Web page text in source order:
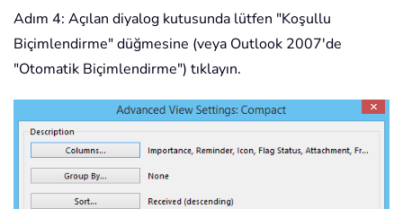
Adım 4: Açılan diyalog kutusunda lütfen "Koşullu
Biçimlendirme" düğmesine (veya Outlook 2007'de
"Otomatik Biçimlendirme") tıklayın.